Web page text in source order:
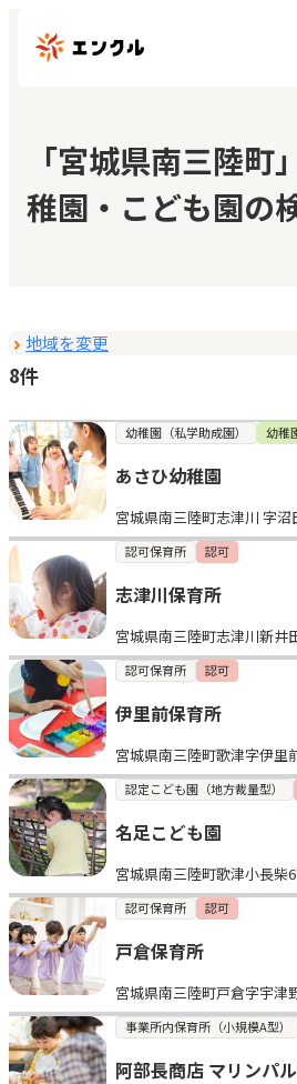
保育園・幼稚園を探す
地図から探す
マイページ
お気に入り
見学日記
メッセージ
おすすめの園
エンクルの特徴と活用方法
コラム
お知らせ
「宮城県南三陸町
稚園・こども園の
地域を変更
8件
幼稚園（私学助成園） 幼稚
あさひ幼稚園
宮城県南三陸町志津川 字沼
認可保育所 認可
志津川保育所
宮城県南三陸町志津川新井
認可保育所 認可
伊里前保育所
宮城県南三陸町歌津字伊里
認定こども園（地方裁量型）
名足こども園
宮城県南三陸町歌津小長柴
認可保育所 認可
戸倉保育所
宮城県南三陸町戸倉字宇津
事業所内保育所（小規模A型）
阿部長商店 マリンパ